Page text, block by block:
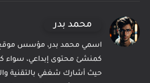
محمد بدر
اسمي محمد بدر، مؤسس
كمنشئ محتوى إبداعي، سواء
حيث أشارك شغفي بالتقنية